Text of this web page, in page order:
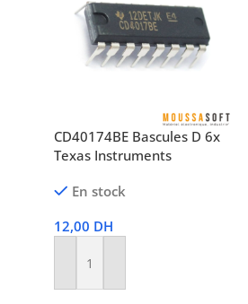
CD40174BE Bascules D 6x
Texas Instruments
En stock
12,00 DH
Ajouter Au Panier